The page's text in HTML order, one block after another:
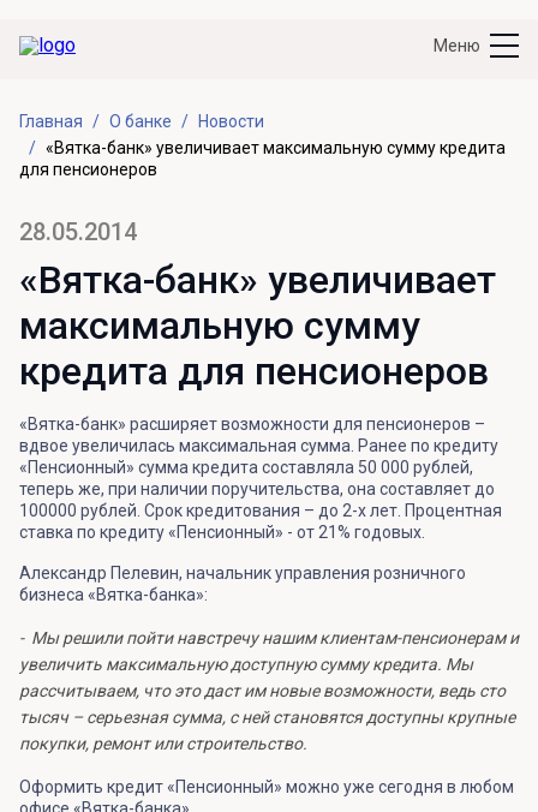
Меню
Главная О банке
Новости
«Вятка-банк» увеличивает максимальную сумму кредита
для пенсионеров
28.05.2014
«Вятка-банк» увеличивает
максимальную сумму
кредита для пенсионеров
«Вятка-банк» расширяет возможности для пенсионеров –
вдвое увеличилась максимальная сумма. Ранее по кредиту
«Пенсионный» сумма кредита составляла 50 000 рублей,
теперь же, при наличии поручительства, она составляет до
100000 рублей. Срок кредитования – до 2-х лет. Процентная
ставка по кредиту «Пенсионный» - от 21% годовых.
Александр Пелевин, начальник управления розничного
бизнеса «Вятка-банка»:
- Мы решили пойти навстречу нашим клиентам-пенсионерам и
увеличить максимальную доступную сумму кредита. Мы
рассчитываем, что это даст им новые возможности, ведь сто
тысяч – серьезная сумма, с ней становятся доступны крупные
покупки, ремонт или строительство.
Оформить кредит «Пенсионный» можно уже сегодня в любом